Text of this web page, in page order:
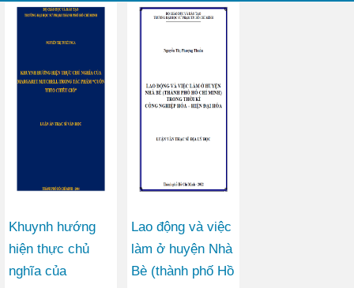
Khuynh hướng
hiện thực chủ
nghĩa của
Lao động và việc
làm ở huyện Nhà
Bè (thành phố Hồ